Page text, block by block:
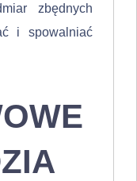
zbędnych
i spowalniać